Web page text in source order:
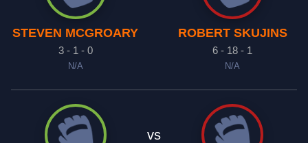
STEVEN MCGROARY
3 - 1 - 0
N/A
ROBERT SKUJINS
6 - 18 - 1
N/A
vs